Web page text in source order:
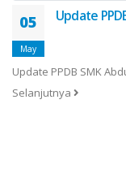
05
May
Update
Update PPDB SMK
Selanjutnya